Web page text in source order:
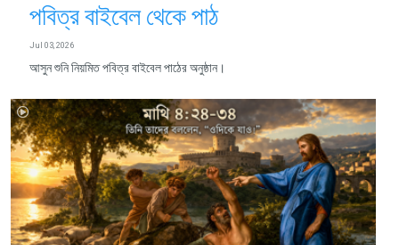
পবিত্র বাইবেল থেকে পাঠ
Jul 03, 2026
আসুন শুনি নিয়মিত পবিত্র বাইবেল পাঠের অনুষ্ঠান।